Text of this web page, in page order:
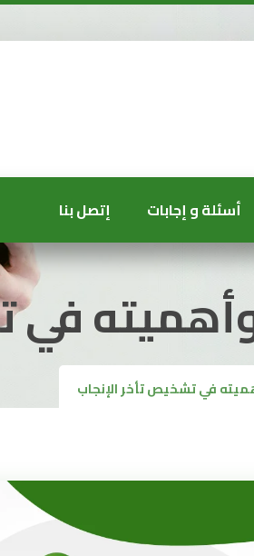
أسئلة و إجابات إتصل بنا
في
في تشخيص تأخر الإنجاب